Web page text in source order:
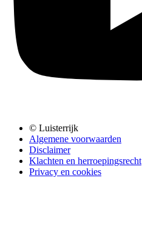
© Luisterrijk
Algemene voorwaarden
Disclaimer
Klachten en herroepingsrecht
Privacy en cookies